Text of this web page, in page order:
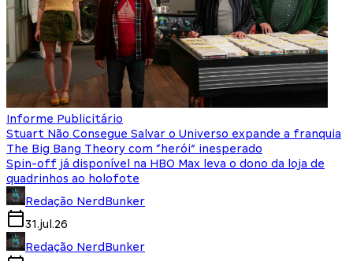
Informe Publicitário
Stuart Não Consegue Salvar o Universo expande a franquia
The Big Bang Theory com “herói” inesperado
Spin-off já disponível na HBO Max leva o dono da loja de
quadrinhos ao holofote
Redação NerdBunker
31.jul.26
Redação NerdBunker